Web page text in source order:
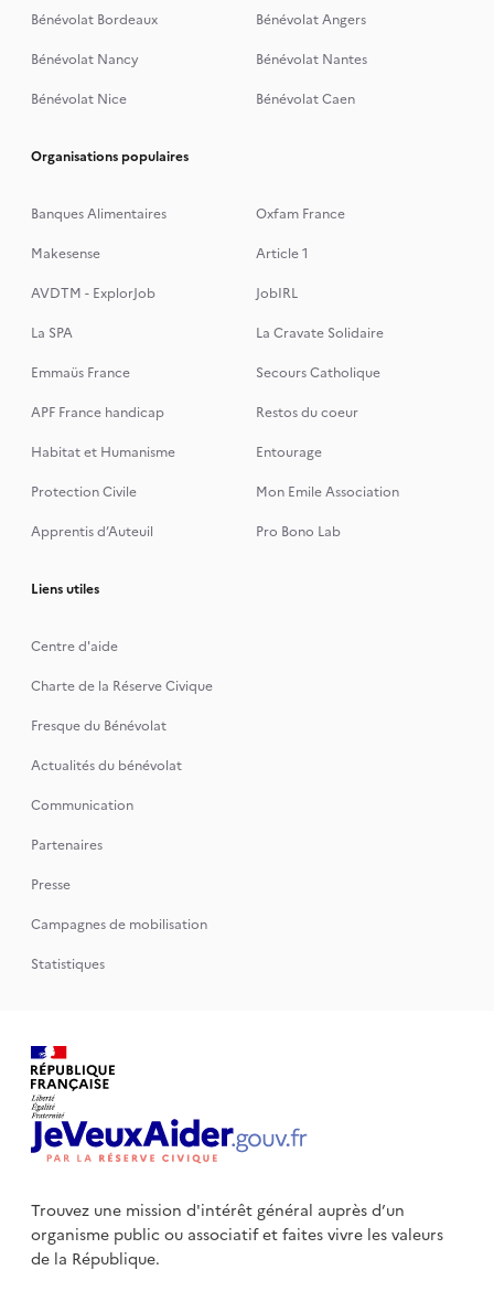
Bénévolat Bordeaux
Bénévolat Angers
Bénévolat Nancy
Bénévolat Nantes
Bénévolat Nice
Bénévolat Caen
Organisations populaires
Banques Alimentaires
Oxfam France
Makesense
Article 1
AVDTM - ExplorJob
JobIRL
La SPA
La Cravate Solidaire
Emmaüs France
Secours Catholique
APF France handicap
Restos du coeur
Habitat et Humanisme
Entourage
Protection Civile
Mon Emile Association
Apprentis d’Auteuil
Pro Bono Lab
Liens utiles
Centre d'aide
Charte de la Réserve Civique
Fresque du Bénévolat
Actualités du bénévolat
Communication
Partenaires
Presse
Campagnes de mobilisation
Statistiques
Trouvez une mission d'intérêt général auprès d’un
organisme publicou associatif et faites vivre les valeurs
de la République.